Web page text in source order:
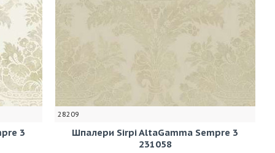
3
28209
Шпалери Sirpi AltaGamma Sempre 3
231058